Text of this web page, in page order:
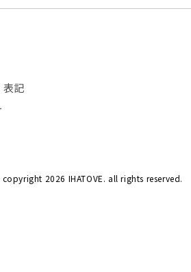
記
copyright 2026 IHATOVE. all rights reserved.